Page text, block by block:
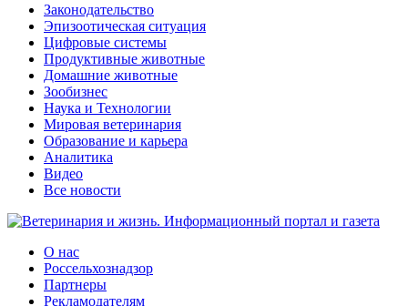
Законодательство
Эпизоотическая ситуация
Цифровые системы
Продуктивные животные
Домашние животные
Зообизнес
Наука и Технологии
Мировая ветеринария
Образование и карьера
Аналитика
Видео
Все новости
О нас
Россельхознадзор
Партнеры
Рекламодателям